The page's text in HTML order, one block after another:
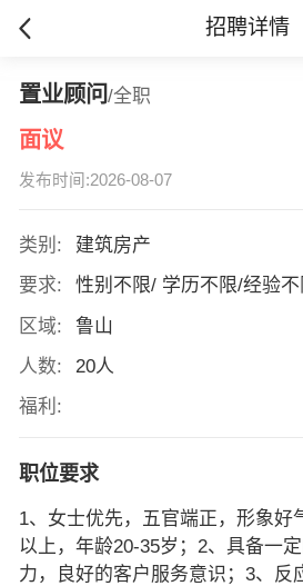
招聘详情
置业顾问/全职
面议
发布时间:2026-08-07
类别:
建筑房产
要求:
性别不限/ 学历不限/经验
区域:
鲁山
人数:
20人
福利:
职位要求
1、女士优先，五官端正，形象好
以上，年龄20-35岁；2、具备一
力，良好的客户服务意识；3、反